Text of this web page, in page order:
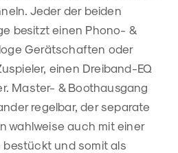
Jeder der beiden
besitzt einen Phono- &
Gerätschaften oder
einen Dreiband-EQ
Master- & Boothausgang
regelbar, der separate
wahlweise auch mit einer
bestückt und somit als